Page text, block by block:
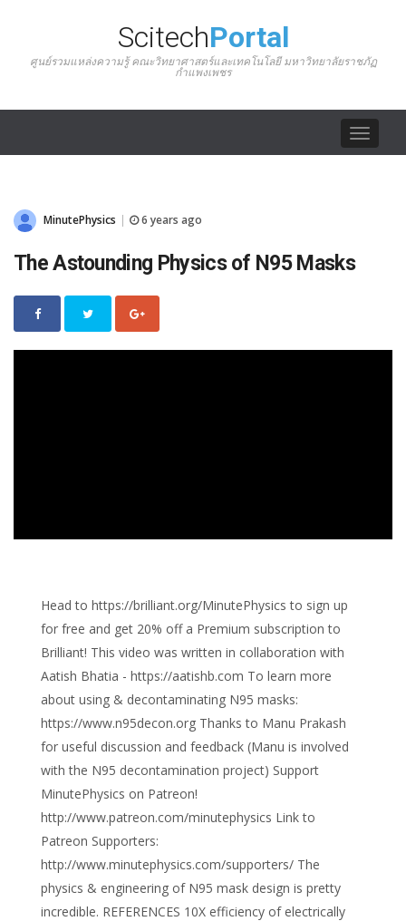
ScitechPortal
ศูนย์รวมแหล่งความรู้ คณะวิทยาศาสตร์และเทคโนโลยี มหาวิทยาลัยราชภัฏ
กำแพงเพชร
Toggle
MinutePhysics 6 years ago
The Astounding Physics of N95 Masks
Head to https://brilliant.org/MinutePhysics to sign up
for free and get 20% off a Premium subscription to
Brilliant! This video was written in collaboration with
Aatish Bhatia - https://aatishb.com To learn more
about using & decontaminating N95 masks:
https://www.n95decon.org Thanks to Manu Prakash
for useful discussion and feedback (Manu is involved
with the N95 decontamination project) Support
MinutePhysics on Patreon!
http://www.patreon.com/minutephysics Link to
Patreon Supporters:
http://www.minutephysics.com/supporters/ The
physics & engineering of N95 mask design is pretty
incredible. REFERENCES 10X efficiency of electrically